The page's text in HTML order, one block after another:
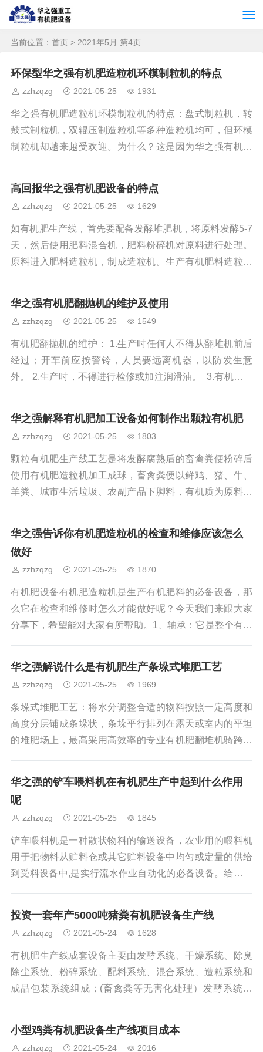
当前位置： 首页 > 2021年5月 第4页
环保型华之强有机肥造粒机环模制粒机的特点
zzhzqzg 2021-05-25 1931
华之强有机肥造粒机环模制粒机的特点：盘式制粒机，转
鼓式制粒机，双辊压制造粒机等多种造粒机均可，但环模
制粒机却越来越受欢迎。为什么？这是因为华之强有机肥
一次性生产均匀的球形颗粒，回料少。2）均匀的球形颗
粒，粒度分布窄。颗粒的直径可以容易地控制。只要您更
改环形模具的直径，就可以生产不同大小的颗粒以满足您
自己的需求。3）硬度好，足以包装。颗粒在储存和运输过
程中将保持圆形形状，不会崩塌，这是因为制粒机
高回报华之强有机肥设备的特点
zzhzqzg 2021-05-25 1629
如有机肥生产线，首先要配备发酵堆肥机，将原料发酵5-7
天，然后使用肥料混合机，肥料粉碎机对原料进行处理。
原料进入肥料造粒机，制成造粒机。生产有机肥料造粒机
选择最合适的肥料制粒机来完成生产过程。这种转鼓造粒
机适合于湿法制粒来完成制粒过程，因此需要配备用肥料
干燥机干燥制粒机中的水分，然后使用筛分机将其分离优
质肥料造粒机由不等肥造粒机制成。最后使用自动肥料包
装机包装优质肥料造粒机。有机肥生产线包括很多的
华之强有机肥翻抛机的维护及使用
zzhzqzg 2021-05-25 1549
有机肥翻抛机的维护： 1.生产时任何人不得从翻堆机前后
经过；开车前应按警铃，人员要远离机器，以防发生意
外。 2.生产时，不得进行检修或加注润滑油。 3.有机肥翻
机及各润滑点的润滑油是否已加充足。 2.检查电机和电器
元件的接头是否牢靠，并用导线将电机接地以保安全。3.
检查各连接部位及连接螺栓是否牢固，如有松动应
华之强解释有机肥加工设备如何制作出颗粒有机肥
zzhzqzg 2021-05-25 1803
颗粒有机肥生产线工艺是将发酵腐熟后的畜禽粪便粉碎后
使用有机肥造粒机加工成球，畜禽粪便以鲜鸡、猪、牛、
羊粪、城市生活垃圾、农副产品下脚料，有机质为原料，
从而使干成品含氮、磷、钾、有机质、蛋白质成份、这些
物料经过加入发酵剂在高温的作用下有害的菌体杀死而保
留有益菌，发酵过的物料有机质含量≥45%，氮磷钾总含量
≥4%，适合多种农作物及果树使用,且完全符合国家有机肥
标准。随着畜禽养殖业的迅猛发展,产生了
华之强告诉你有机肥造粒机的检查和维修应该怎么
做好
zzhzqzg 2021-05-25 1870
有机肥设备有机肥造粒机是生产有机肥料的必备设备，那
么它在检查和维修时怎么才能做好呢？今天我们来跟大家
分享下，希望能对大家有所帮助。1、轴承：它是整个有机
率，因而注入的润滑油要做到必须清洁，密封必须良好。
2、有机肥造粒机轴承如果油温升高，应立即停车检查原因
加以消除。3、检查机器各部位的工作是否正常，做好对易
磨损件的磨损程度的检查，随时注意更换被磨损的零件。
4、对于新安装的轮箍，必须经常进行检查，因为容
华之强解说什么是有机肥生产条垛式堆肥工艺
zzhzqzg 2021-05-25 1969
条垛式堆肥工艺：将水分调整合适的物料按照一定高度和
高度分层铺成条垛状，条垛平行排列在露天或室内的平坦
的堆肥场上，最高采用高效率的专业有机肥翻堆机骑跨在
性强，采用条垛料堆利于堆肥后期的水分散失；对土建要
求低，不需配套发酵槽，可在室外堆制，节省建筑投资；
堆肥场地面积需要相对大一些；北方地区室外堆肥冬季保
温性差，堆肥周期需要延长；露天堆肥时雨季料堆易受影
响，建议有条件的可以加盖遮雨棚。 履
华之强的铲车喂料机在有机肥生产中起到什么作用
呢
zzhzqzg 2021-05-25 1845
铲车喂料机是一种散状物料的输送设备，农业用的喂料机
用于把物料从贮料仓或其它贮料设备中均匀或定量的供给
到受料设备中,是实行流水作业自动化的必备设备。给料机
用于把块状、颗粒状、粉状物料从贮料仓或漏斗中定量、
均匀、连续地给到受料装置中去。有机肥设备铲车喂料机
是由称重系统、链板输送机构、料仓及机架构成;其中输送
机构的链板、链条、插销、滚轮等为易损件，以不同的使
用强度和频率，率先出现磨损变形，需要用户
投资一套年产5000吨猪粪有机肥设备生产线
zzhzqzg 2021-05-24 1628
有机肥生产线成套设备主要由发酵系统、干燥系统、除臭
除尘系统、粉碎系统、配料系统、混合系统、造粒系统和
成品包装系统组成；(畜禽粪等无害化处理）发酵系统包
备生产线：猪粪出栏后直接堆放在发酵槽内进行好氧发
小型鸡粪有机肥设备生产线项目成本
zzhzqzg 2021-05-24 2016